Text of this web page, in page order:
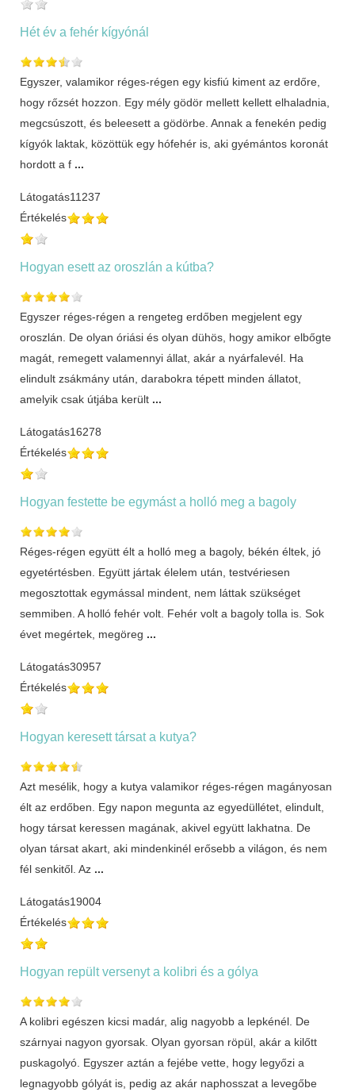
Hét év a fehér kígyónál
Egyszer, valamikor réges-régen egy kisfiú kiment az erdőre,
hogy rőzsét hozzon. Egy mély gödör mellett kellett elhaladnia,
megcsúszott, és beleesett a gödörbe. Annak a fenekén pedig
kígyók laktak, közöttük egy hófehér is, aki gyémántos koronát
hordott a f ...
Látogatás11237
Értékelés
Hogyan esett az oroszlán a kútba?
Egyszer réges-régen a rengeteg erdőben megjelent egy
oroszlán. De olyan óriási és olyan dühös, hogy amikor elbőgte
magát, remegett valamennyi állat, akár a nyárfalevél. Ha
elindult zsákmány után, darabokra tépett minden állatot,
amelyik csak útjába került ...
Látogatás16278
Értékelés
Hogyan festette be egymást a holló meg a bagoly
Réges-régen együtt élt a holló meg a bagoly, békén éltek, jó
egyetértésben. Együtt jártak élelem után, testvériesen
megosztottak egymással mindent, nem láttak szükséget
semmiben. A holló fehér volt. Fehér volt a bagoly tolla is. Sok
évet megértek, megöreg ...
Látogatás30957
Értékelés
Hogyan keresett társat a kutya?
Azt mesélik, hogy a kutya valamikor réges-régen magányosan
élt az erdőben. Egy napon megunta az egyedüllétet, elindult,
hogy társat keressen magának, akivel együtt lakhatna. De
olyan társat akart, aki mindenkinél erősebb a világon, és nem
fél senkitől. Az ...
Látogatás19004
Értékelés
Hogyan repült versenyt a kolibri és a gólya
A kolibri egészen kicsi madár, alig nagyobb a lepkénél. De
szárnyai nagyon gyorsak. Olyan gyorsan röpül, akár a kilőtt
puskagolyó. Egyszer aztán a fejébe vette, hogy legyőzi a
legnagyobb gólyát is, pedig az akár naphosszat a levegőbe